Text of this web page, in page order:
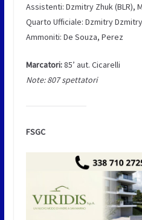
Assistenti: Dzmitry Zhuk (BLR),
Quarto Ufficiale: Dzmitry
Ammoniti: De Souza, Perez
Marcatori:85’ aut. Cicarelli
Note: 807 spettatori
FSGC